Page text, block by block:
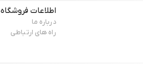
اطلاعات فروشگاه
درباره ما
راه های ارتباطی